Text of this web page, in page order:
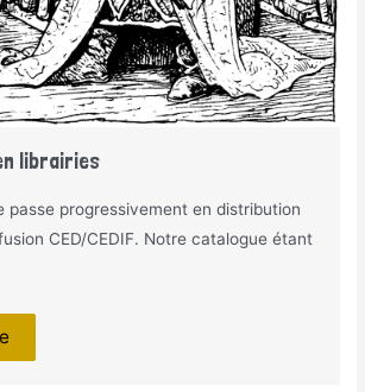
librairies
passe progressivement en distribution
CED/CEDIF. Notre catalogue étant